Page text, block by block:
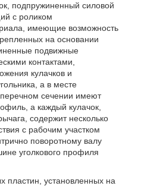
подпружиненный силовой
с роликом
имеющие возможность
на основании
подвижные
контактами,
кулачков и
а в месте
сечении имеют
а каждый кулачок,
содержит несколько
с рабочим участком
поворотному валу
уголкового профиля
пластин, установленных на